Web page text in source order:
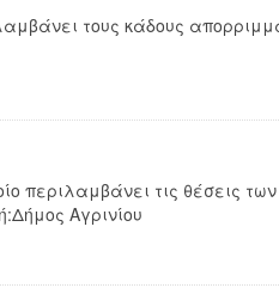
τους κάδους
περιλαμβάνει τις θέσεις
Αγρινίου